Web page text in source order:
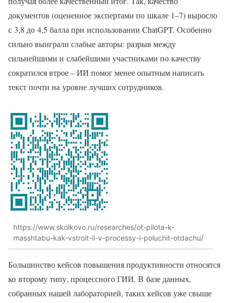
документов (оцененное экспертами по шкале 1–7) выросло
с 3,8 до 4,5 балла при использовании ChatGPT. Особенно
сильно выиграли слабые авторы: разрыв между
сильнейшими и слабейшими участниками по качеству
сократился втрое – ИИ помог менее опытным написать
текст почти на уровне лучших сотрудников.
https://www.skolkovo.ru/researches/ot-pilota-k-
masshtabu-kak-vstroit-ii-v-processy-i-poluchit-otdachu/
Большинство кейсов повышения продуктивности относятся
ко второму типу, процессного ГИИ. В базе данных,
собранных нашей лабораторией, таких кейсов уже свыше